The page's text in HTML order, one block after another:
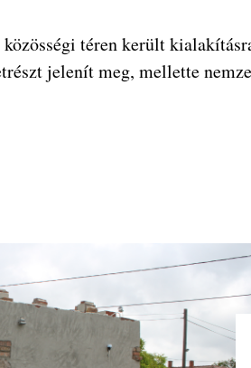
téren került
jelenít meg, mellette